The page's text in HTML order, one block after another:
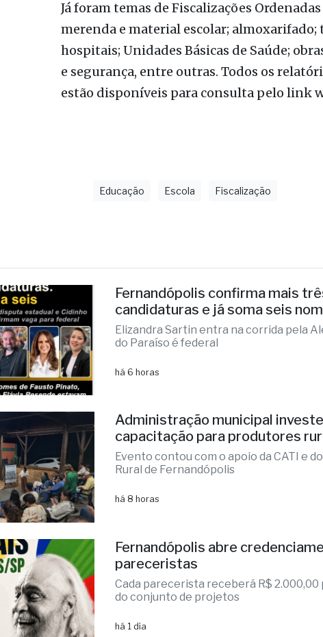
ordenadas são efetuadas de forma
legalidade, mas a qualidade do emprego
serviços públicos.
Já foram temas de Fiscalizações
estão disponíveis para consulta pelo link
Elizandra Sartin entra na corrida pela
do Paraíso é federal
há 6 horas
Evento contou com o apoio da CATI e do
Rural de Fernandópolis
há 8 horas